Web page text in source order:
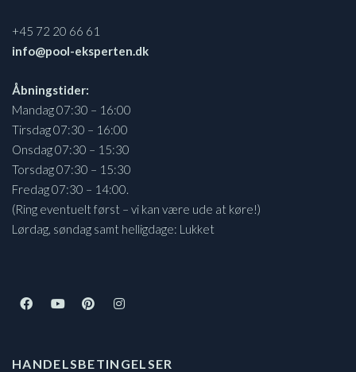
+45 72 20 66 61
info@pool-eksperten.dk
Åbningstider:
Mandag 07:30 – 16:00
Tirsdag 07:30 – 16:00
Onsdag 07:30 – 15:30
Torsdag 07:30 – 15:30
Fredag 07:30 – 14:00.
(Ring eventuelt først – vi kan være ude at køre!)
Lørdag, søndag samt helligdage: Lukket
HANDELSBETINGELSER